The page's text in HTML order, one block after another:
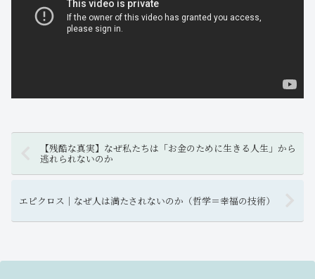
【残酷な真実】なぜ私たちは「お金のために生きる人生」から
逃れられないのか
エピクロス｜なぜ人は満たされないのか（哲学＝幸福の技術）